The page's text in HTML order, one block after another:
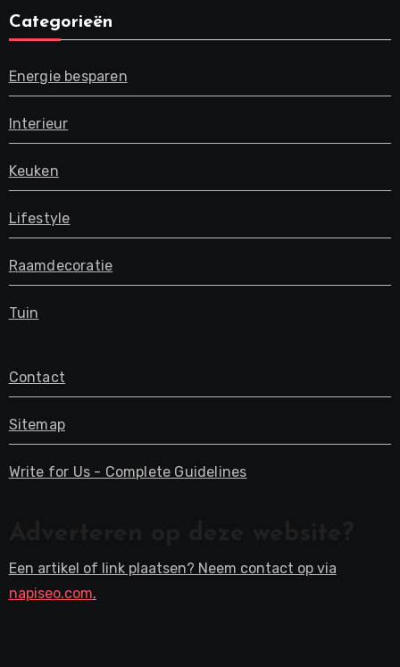
Categorieën
Energie besparen
Interieur
Keuken
Lifestyle
Raamdecoratie
Tuin
Contact
Sitemap
Write for Us - Complete Guidelines
Een artikel of link plaatsen? Neem contact op via
napiseo.com.